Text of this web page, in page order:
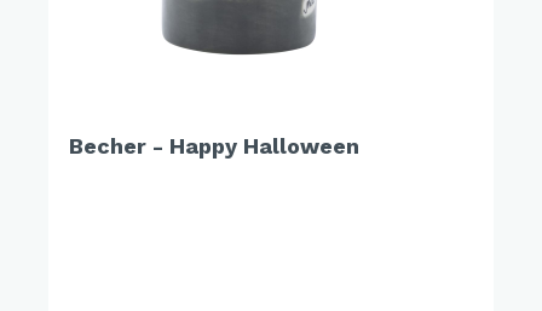
Becher - Happy Halloween